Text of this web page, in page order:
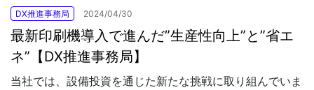
DX推進事務局 2024/04/30
最新印刷機導入で進んだ”生産性向上”と”省エ
ネ”【DX推進事務局】
当社では、設備投資を通じた新たな挑戦に取り組んでいま